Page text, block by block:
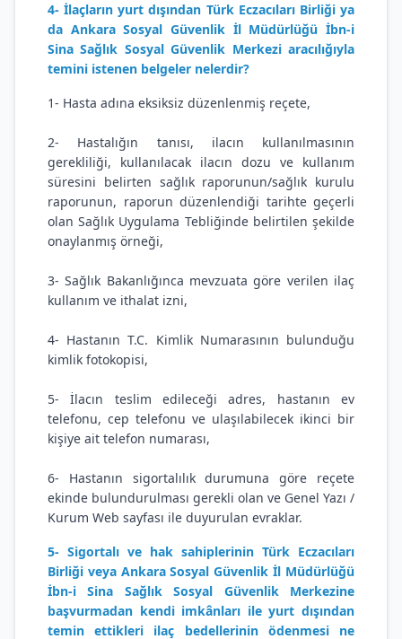
4- İlaçların yurt dışından Türk Eczacıları Birliği ya
da Ankara Sosyal Güvenlik İl Müdürlüğü İbn-i
Sina Sağlık Sosyal Güvenlik Merkezi aracılığıyla
temini istenen belgeler nelerdir?
1- Hasta adına eksiksiz düzenlenmiş reçete,
2- Hastalığın tanısı, ilacın kullanılmasının
gerekliliği, kullanılacak ilacın dozu ve kullanım
süresini belirten sağlık raporunun/sağlık kurulu
raporunun, raporun düzenlendiği tarihte geçerli
olan Sağlık Uygulama Tebliğinde belirtilen şekilde
onaylanmış örneği,
3- Sağlık Bakanlığınca mevzuata göre verilen ilaç
kullanım ve ithalat izni,
4- Hastanın T.C. Kimlik Numarasının bulunduğu
kimlik fotokopisi,
5- İlacın teslim edileceği adres, hastanın ev
telefonu, cep telefonu ve ulaşılabilecek ikinci bir
kişiye ait telefon numarası,
6- Hastanın sigortalılık durumuna göre reçete
ekinde bulundurulması gerekli olan ve Genel Yazı /
Kurum Web sayfası ile duyurulan evraklar.
5- Sigortalı ve hak sahiplerinin Türk Eczacıları
Birliği veya Ankara Sosyal Güvenlik İl Müdürlüğü
İbn-i Sina Sağlık Sosyal Güvenlik Merkezine
başvurmadan kendi imkânları ile yurt dışından
temin ettikleri ilaç bedellerinin ödenmesi ne